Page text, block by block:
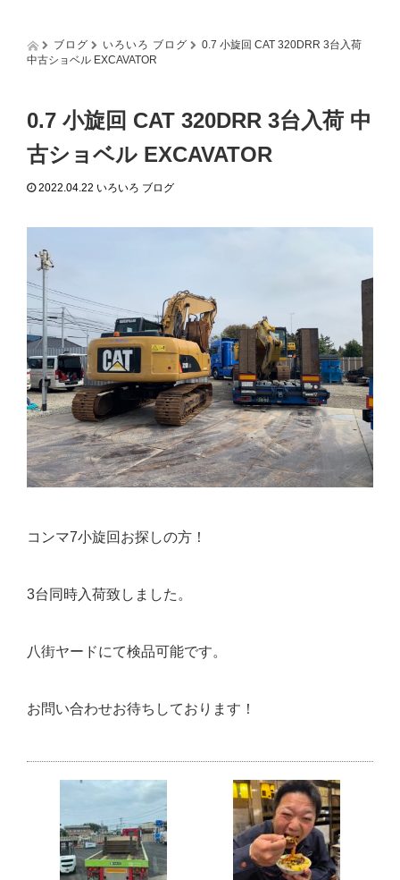
i
ブログ いろいろ ブログ
0.7 小旋回 CAT 320DRR 3台入荷
中古ショベル EXCAVATOR
0.7 小旋回 CAT 320DRR 3台入荷 中
古ショベル EXCAVATOR
2022.04.22 いろいろ ブログ
コンマ7小旋回お探しの方！
3台同時入荷致しました。
八街ヤードにて検品可能です。
お問い合わせお待ちしております！